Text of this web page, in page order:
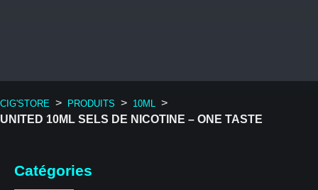
CIG'STORE > PRODUITS > 10ML >
UNITED 10ML SELS DE NICOTINE – ONE TASTE
Catégories